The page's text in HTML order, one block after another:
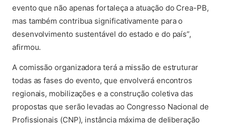
evento que não apenas fortaleça a atuação do Crea-PB,
mas também contribua significativamente para o
desenvolvimento sustentável do estado e do país”,
afirmou.
A comissão organizadora terá a missão de estruturar
todas as fases do evento, que envolverá encontros
regionais, mobilizações e a construção coletiva das
propostas que serão levadas ao Congresso Nacional de
Profissionais (CNP), instância máxima de deliberação